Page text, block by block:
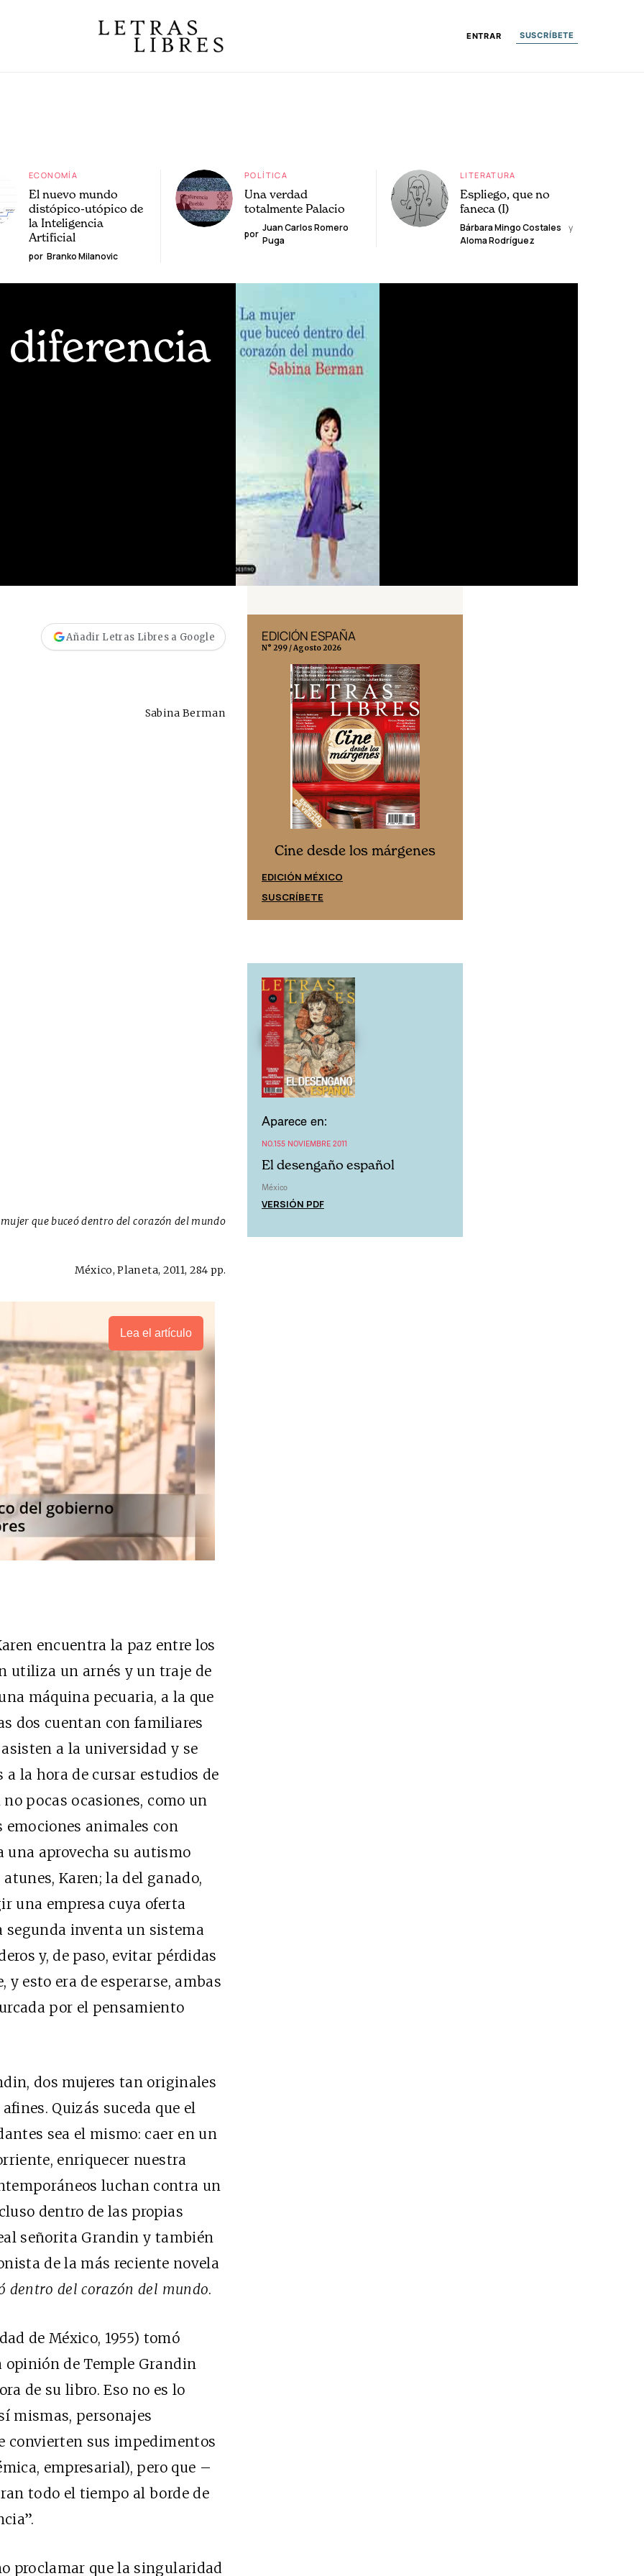
ENTRAR SUSCRÍBETE
ECONOMÍA
El nuevo mundo
distópico-utópico de
la Inteligencia
Artificial
por Branko Milanovic
POLÍTICA
Una verdad
totalmente Palacio
por
Juan Carlos Romero
Puga
LITERATURA
Espliego, que no
faneca (I)
Bárbara Mingo Costales
y
Aloma Rodríguez
Añadir Letras Libres a Google
Sabina Berman
que buceó dentro del corazón del mundo
México, Planeta, 2011, 284 pp.
Lea el artículo
encuentra la paz entre los
utiliza un arnés y un traje de
máquina pecuaria, a la que
dos cuentan con familiares
a la universidad y se
la hora de cursar estudios de
pocas ocasiones, como un
emociones animales con
una aprovecha su autismo
Karen; la del ganado,
una empresa cuya oferta
segunda inventa un sistema
y, de paso, evitar pérdidas
esto era de esperarse, ambas
por el pensamiento
dos mujeres tan originales
Quizás suceda que el
sea el mismo: caer en un
enriquecer nuestra
luchan contra un
dentro de las propias
señorita Grandin y también
de la más reciente novela
dentro del corazón del mundo.
de México, 1955) tomó
opinión de Temple Grandin
de su libro. Eso no es lo
mismas, personajes
convierten sus impedimentos
empresarial), pero que –
todo el tiempo al borde de
proclamar que la singularidad
EDICIÓN MÉXICO
N° 332 / Agosto 2026
EDICIÓN ESPAÑA
N° 299 / Agosto 2026
Cine desde los márgenes
EDICIÓN MÉXICO
SUSCRÍBETE
Aparece en:
NO.155 NOVIEMBRE 2011
El desengaño español
México
VERSIÓN PDF